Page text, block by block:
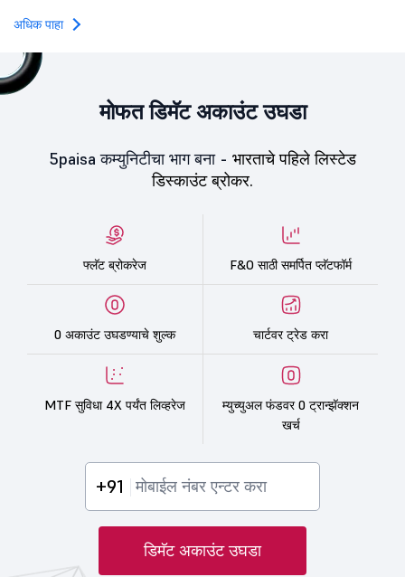
अधिक पाहा
मोफत डिमॅट अकाउंट उघडा
5paisa कम्युनिटीचा भाग बना - भारताचे पहिले लिस्टेड
डिस्काउंट ब्रोकर.
फ्लॅट ब्रोकरेज F&O साठी समर्पित प्लॅटफॉर्म
0 अकाउंट उघडण्याचे शुल्क चार्टवर ट्रेड करा
MTF सुविधा 4X पर्यंत लिव्हरेज
म्युच्युअल फंडवर 0 ट्रान्झॅक्शन
खर्च
+91
डिमॅट अकाउंट उघडा